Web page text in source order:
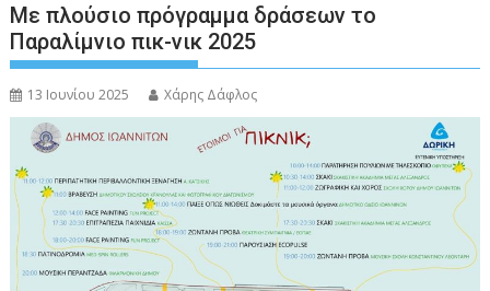
Με πλούσιο πρόγραμμα δράσεων το
Παραλίμνιο πικ-νικ 2025
13 Ιουνίου 2025 Χάρης Δάφλος